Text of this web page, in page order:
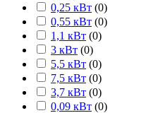
0,25 кВт (0)
0,55 кВт (0)
1,1 кВт (0)
3 кВт (0)
5,5 кВт (0)
7,5 кВт (0)
3,7 кВт (0)
0,09 кВт (0)